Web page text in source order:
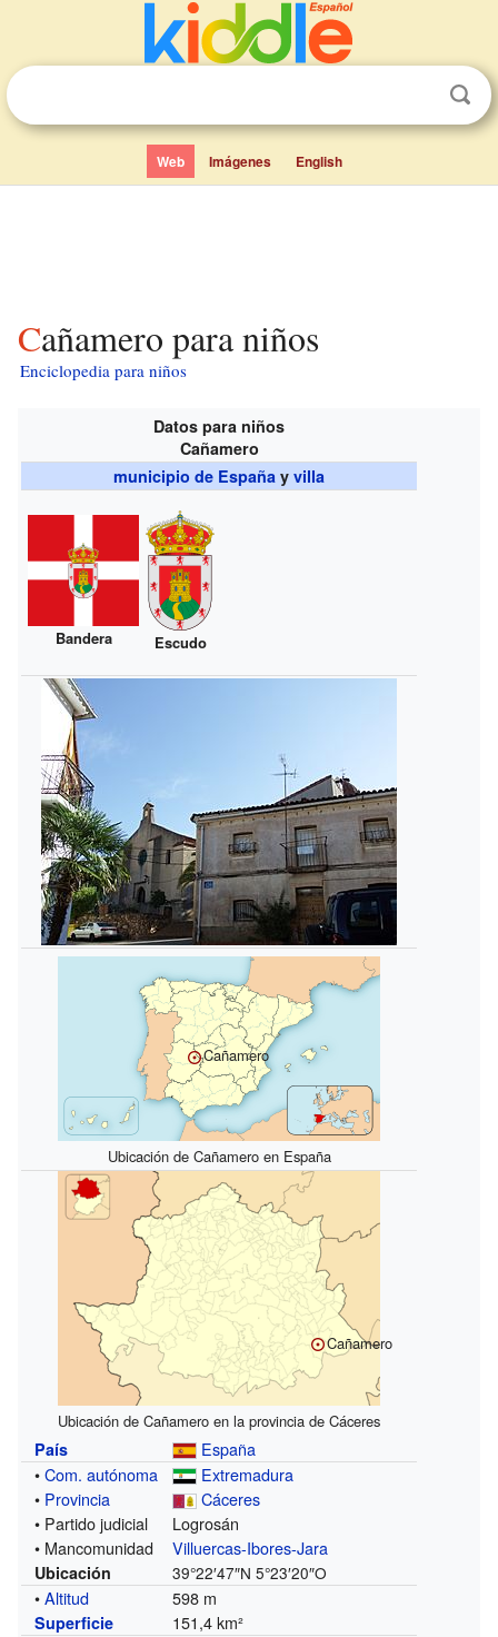
Web Imágenes English
Cañamero para niños
Enciclopedia para niños
Datos para niños
Cañamero
municipio de España yvilla
Bandera Escudo
Cañamero
Ubicación de Cañamero en España
Cañamero
Ubicación de Cañamero en la provincia de Cáceres
País
España
•Com. autónoma
Extremadura
• Provincia
Cáceres
• Partido judicial
Logrosán
• Mancomunidad
Villuercas-Ibores-Jara
Ubicación 39°22′47″N 5°23′20″O
•Altitud 598 m
Superficie 151,4 km²